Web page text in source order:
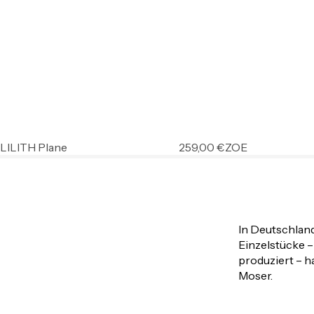
LILITH Plane 259,00 €ZOE
In
Einzelstücke
produziert –
Moser.